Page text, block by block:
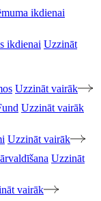
ikdienai
ikdienai Uzzināt
Uzzināt vairāk
Uzzināt vairāk
Uzzināt vairāk
Uzzināt
vairāk